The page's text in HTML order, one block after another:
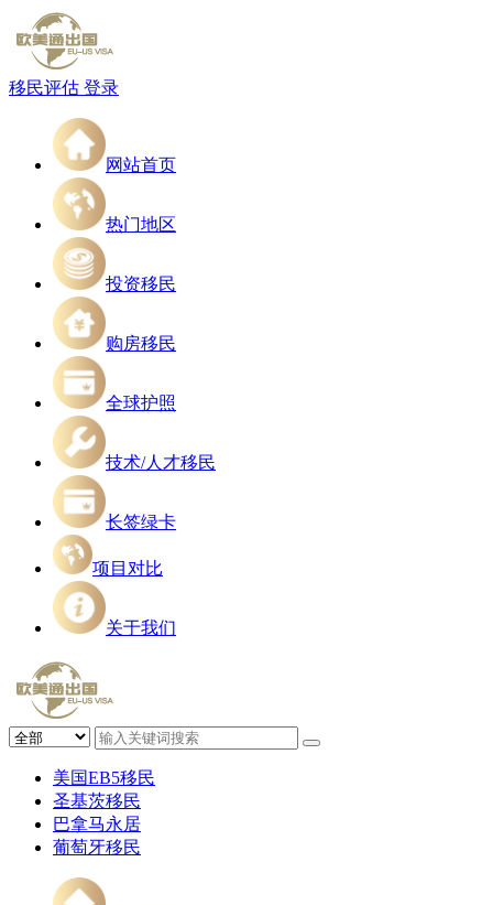
移民评估 登录
网站首页
热门地区
投资移民
购房移民
全球护照
技术/人才移民
长签绿卡
项目对比
关于我们
美国EB5移民
圣基茨移民
巴拿马永居
葡萄牙移民